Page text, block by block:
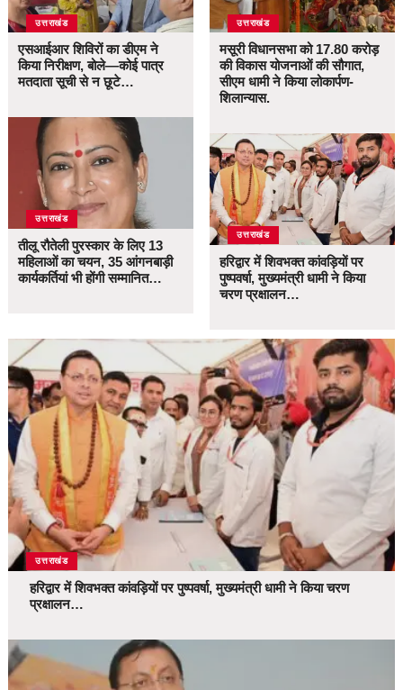
उत्तराखंड
एसआईआर शिविरों का डीएम ने
किया निरीक्षण, बोले—कोई पात्र
मतदाता सूची से न छूटे…
उत्तराखंड
तीलू रौतेली पुरस्कार के लिए 13
महिलाओं का चयन, 35 आंगनबाड़ी
कार्यकर्तियां भी होंगी सम्मानित…
उत्तराखंड
मसूरी विधानसभा को 17.80 करोड़
की विकास योजनाओं की सौगात,
सीएम धामी ने किया लोकार्पण-
शिलान्यास.
उत्तराखंड
हरिद्वार में शिवभक्त कांवड़ियों पर
पुष्पवर्षा, मुख्यमंत्री धामी ने किया
चरण प्रक्षालन…
उत्तराखंड
हरिद्वार में शिवभक्त कांवड़ियों पर पुष्पवर्षा, मुख्यमंत्री धामी ने किया चरण
प्रक्षालन…